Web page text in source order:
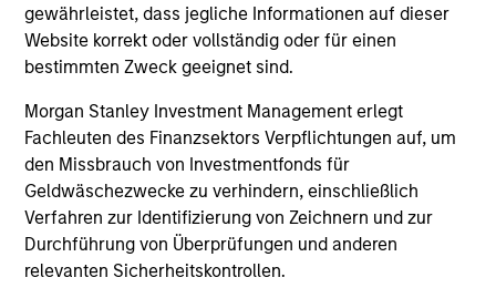
gewährleistet, dass jegliche Informationen auf dieser
Website korrekt oder vollständig oder für einen
bestimmten Zweck geeignet sind.
Morgan Stanley Investment Management erlegt
Fachleuten des Finanzsektors Verpflichtungen auf, um
den Missbrauch von Investmentfonds für
Geldwäschezwecke zu verhindern, einschließlich
Verfahren zur Identifizierung von Zeichnern und zur
Durchführung von Überprüfungen und anderen
relevanten Sicherheitskontrollen.
View More
Portfolio Solutions Group
The Portfolio Solutions Group is a comprehensive